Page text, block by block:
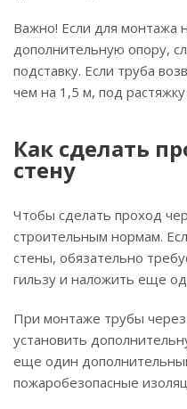
Важно! Если для монтажа
дополнительную опору,
подставку. Если труба
чем на 1,5 м, под
Как сделать
стену
Чтобы сделать проход
строительным нормам.
стены, обязательно
гильзу и наложить еще
При монтаже трубы
установить
еще один
пожаробезопасные